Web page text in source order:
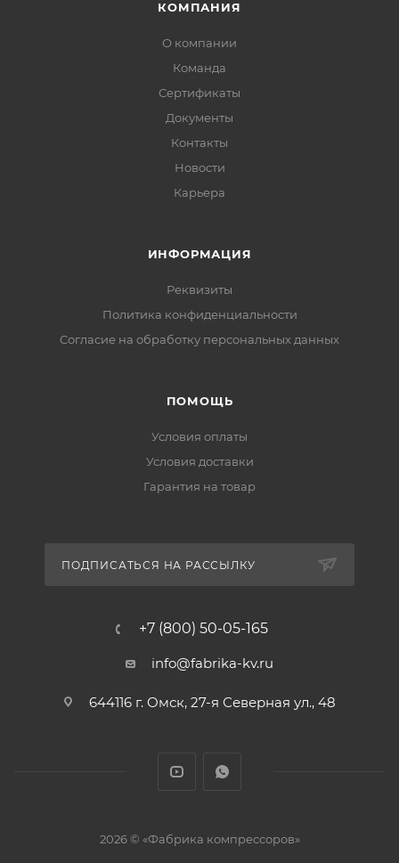
КОМПАНИЯ
О компании
Команда
Сертификаты
Документы
Контакты
Новости
Карьера
ИНФОРМАЦИЯ
Реквизиты
Политика конфиденциальности
Cогласие на обработку персональных данных
ПОМОЩЬ
Условия оплаты
Условия доставки
Гарантия на товар
ПОДПИСАТЬСЯ НА РАССЫЛКУ
+7 (800) 50-05-165
info@fabrika-kv.ru
644116 г. Омск, 27-я Северная ул., 48
2026 © «Фабрика компрессоров»